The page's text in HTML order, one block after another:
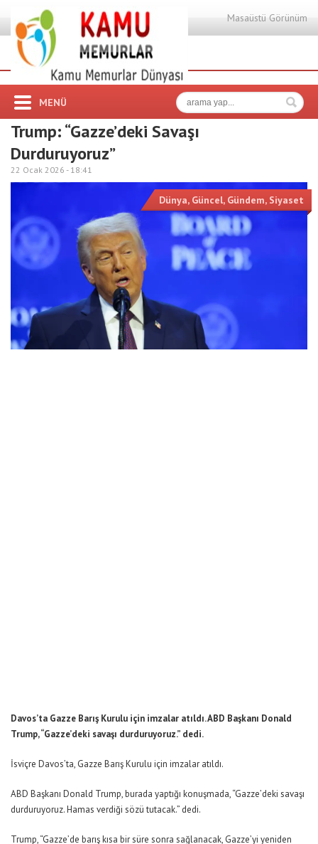
Masaüstü Görünüm
MENÜ
Trump: “Gazze’deki Savaşı
Durduruyoruz”
22 Ocak 2026 - 18:41
Dünya, Güncel, Gündem, Siyaset
Davos’ta Gazze Barış Kurulu için imzalar atıldı. ABD Başkanı Donald
Trump, “Gazze’deki savaşı durduruyoruz.” dedi.
İsviçre Davos’ta, Gazze Barış Kurulu için imzalar atıldı.
ABD Başkanı Donald Trump, burada yaptığı konuşmada, “Gazze’deki savaşı
durduruyoruz. Hamas verdiği sözü tutacak.” dedi.
Trump, “Gazze’de barış kısa bir süre sonra sağlanacak, Gazze’yi yeniden